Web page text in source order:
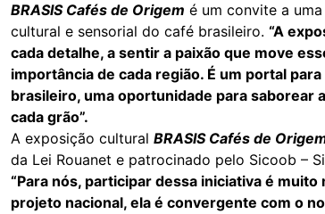
BRASIS Cafés de Origem é um convite a
cultural e sensorial do café brasileiro. “A
cada detalhe, a sentir a paixão que move
importância de cada região. É um portal
brasileiro, uma oportunidade para saborear
cada grão”.
A exposição cultural BRASIS Cafés de
da Lei Rouanet e patrocinado pelo Sicoob –
“Para nós, participar dessa iniciativa é
projeto nacional, ela é convergente com o